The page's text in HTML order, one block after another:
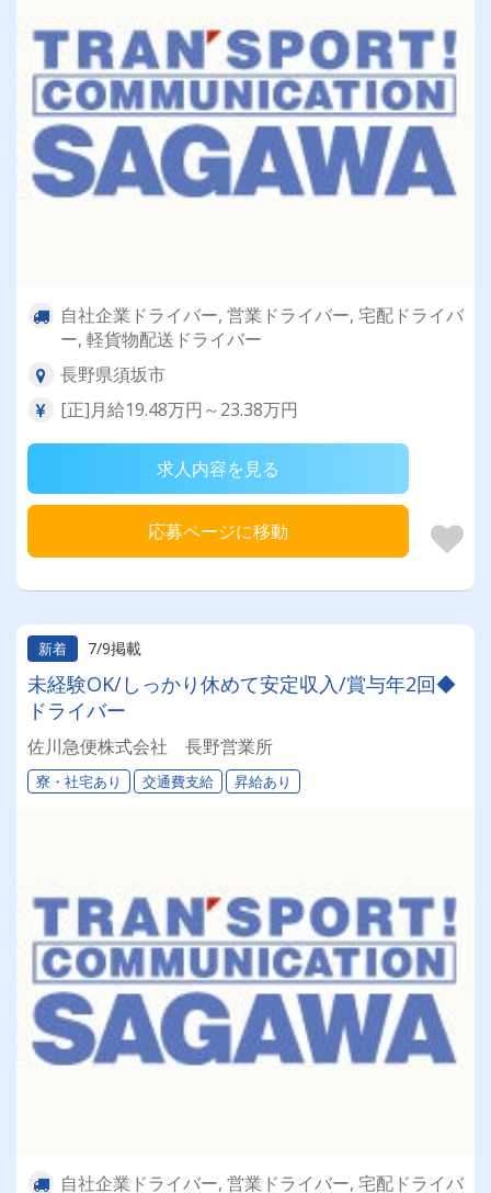
自社企業ドライバー, 営業ドライバー, 宅配ドライバ
ー, 軽貨物配送ドライバー
長野県須坂市
[正]月給19.48万円～23.38万円
求人内容を見る
応募ページに移動
新着 7/9掲載
未経験OK/しっかり休めて安定収入/賞与年2回◆
ドライバー
佐川急便株式会社 長野営業所
寮・社宅あり 交通費支給 昇給あり
自社企業ドライバー, 営業ドライバー, 宅配ドライバ